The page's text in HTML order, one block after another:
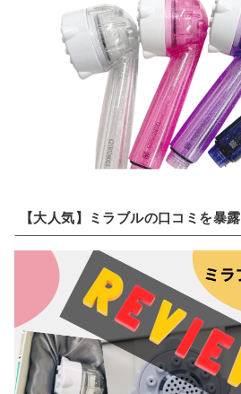
【大人気】ミラブルの口コミを暴露